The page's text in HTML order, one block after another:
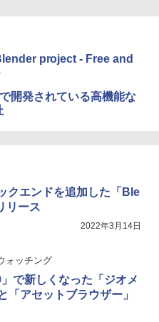
project - Free and
開発されている高機能な
クエンドを追加した「Ble
リース
2022年3月14日
ォッチング
で新しくなった「ジオメ
「アセットブラウザー」